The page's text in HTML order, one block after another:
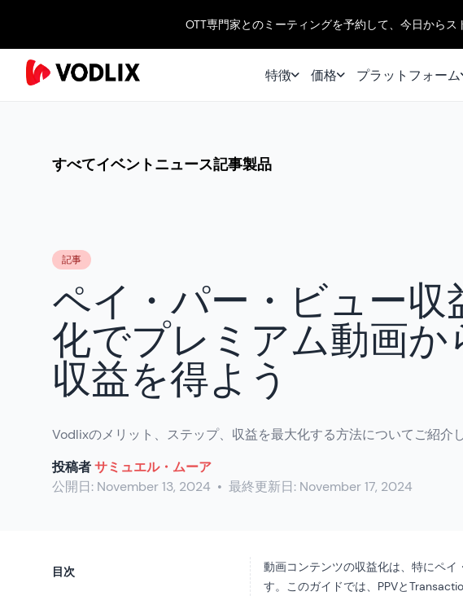
OTT専門家とのミーティングを予約して、今日から
特徴 価格 プラットフォーム
すべてイベントニュース記事製品
記事
ペイ・パー・ビュー収
化でプレミアム動画か
収益を得よう
Vodlixのメリット、ステップ、収益を最大化する方法についてご紹介し
投稿者サミュエル・ムーア
公開日: November 13, 2024 • 最終更新日: November 17, 2024
目次
動画コンテンツの収益化は、特にペイ
す。このガイドでは、PPVと